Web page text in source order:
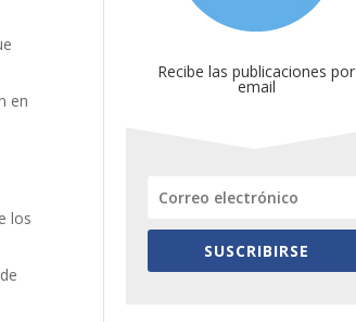
en
los
Recibe las publicaciones por
email
SUSCRIBIRSE